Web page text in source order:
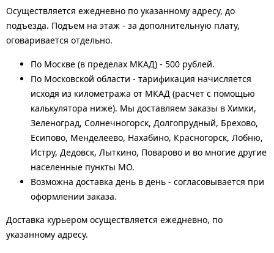
Осуществляется ежедневно по указанному адресу, до
подъезда. Подъем на этаж - за дополнительную плату,
оговаривается отдельно.
По Москве (в пределах МКАД) - 500 рублей.
По Московской области - тарификация начисляется
исходя из километража от МКАД (расчет с помощью
калькулятора ниже). Мы доставляем заказы в Химки,
Зеленоград, Солнечногорск, Долгопрудный, Брехово,
Есипово, Менделеево, Нахабино, Красногорск, Лобню,
Истру, Дедовск, Лыткино, Поварово и во многие другие
населенные пункты МО.
Возможна доставка день в день - согласовывается при
оформлении заказа.
Доставка курьером осуществляется ежедневно, по
указанному адресу.